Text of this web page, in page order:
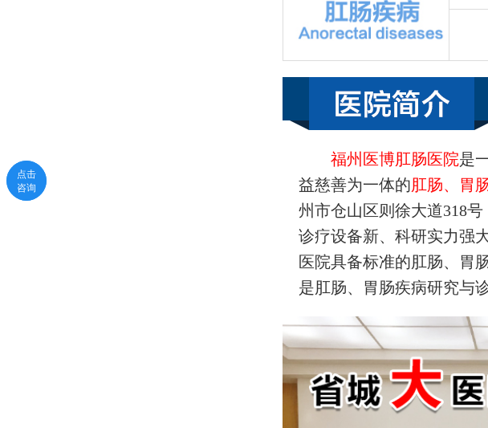
福州医博肛肠医院是
益慈善为一体的肛肠、胃
州市仓山区则徐大道318
诊疗设备新、科研实力强
医院具备标准的肛肠、胃
是肛肠、胃肠疾病研究与
点击
咨询
点击
咨询